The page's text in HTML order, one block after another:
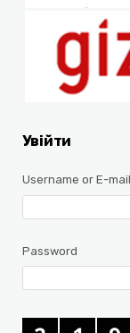
Увійти
Username or E-mail
Password